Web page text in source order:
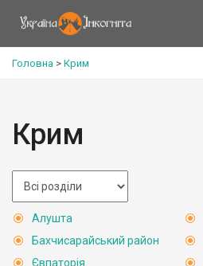
Головна > Крим
Крим
Алушта
Бахчисарайський район
Євпаторія